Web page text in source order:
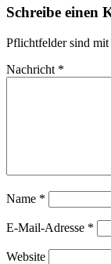
Schreibe einen
Pflichtfelder sind mit
Nachricht *
Name *
E-Mail-Adresse *
Website